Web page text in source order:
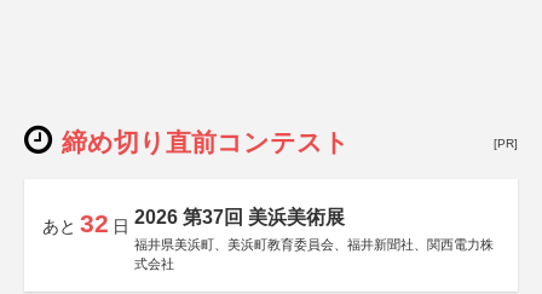
締め切り直前コンテスト [PR]
あと 32 日 2026 第37回 美浜美術展
福井県美浜町、美浜町教育委員会、福井新聞社、関西電力株
式会社